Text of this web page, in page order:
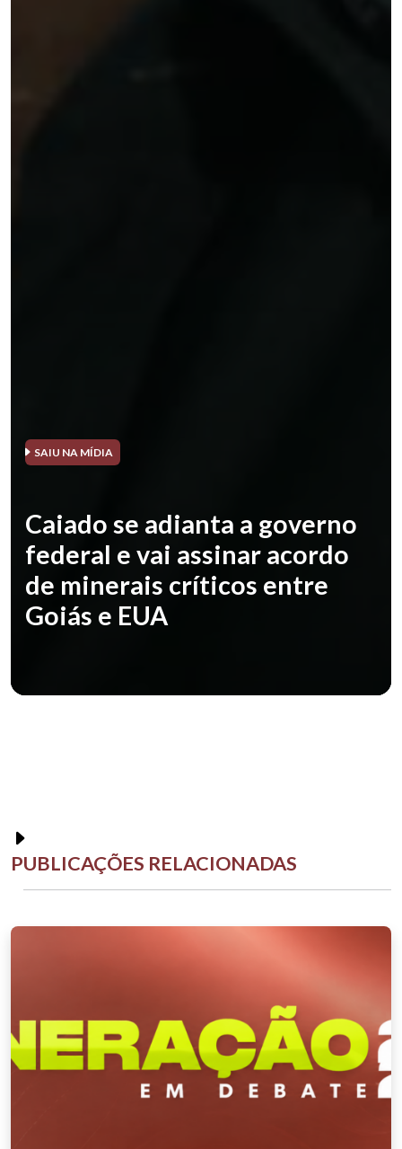
SAIU NA MÍDIA
Caiado se adianta a governo
federal e vai assinar acordo
de minerais críticos entre
Goiás e EUA
PUBLICAÇÕES RELACIONADAS